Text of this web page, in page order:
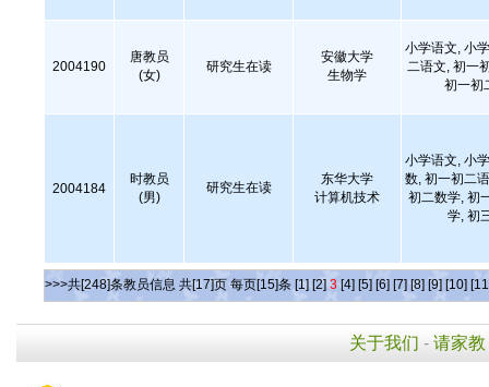
2004190
唐教员
(女)
研究生在读
安徽大学
生物学
小学语文, 小
二语文, 初一
初一初
2004184
时教员
(男)
研究生在读
东华大学
计算机技术
小学语文, 小
数, 初一初二
初二数学, 初
学, 初
>>>共[248]条教员信息 共[17]页 每页[15]条 [1] [2] 3 [4] [5] [6] [7] [8] [9] [10]
关于我们 - 请家教